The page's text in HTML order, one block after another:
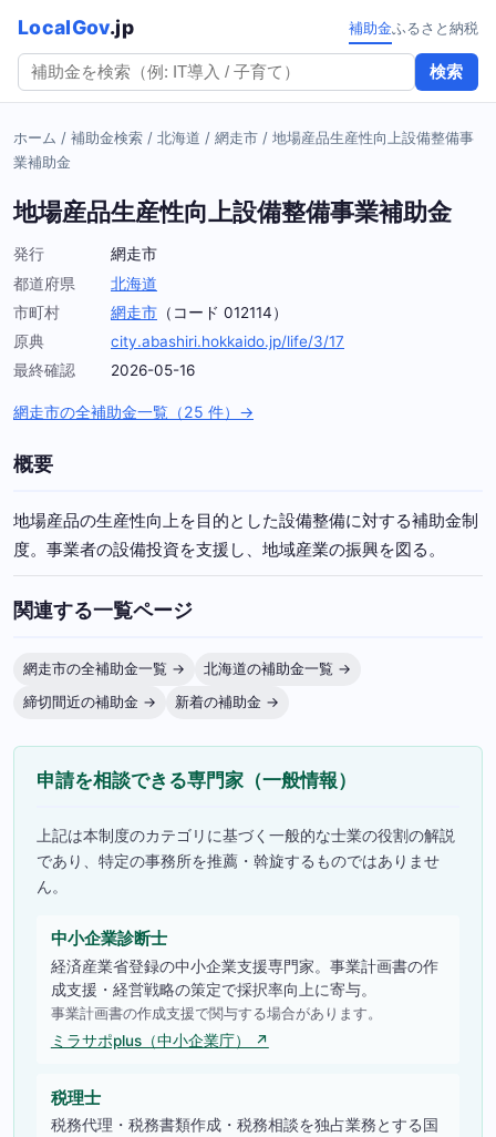
LocalGov.jp
検索
補助金ふるさと納税
ホーム / 補助金検索 / 北海道 / 網走市 / 地場産品生産性向上設備整備事
業補助金
地場産品生産性向上設備整備事業補助金
発行
網走市
都道府県
北海道
市町村
網走市 （コード 012114）
原典
city.abashiri.hokkaido.jp/life/3/17
最終確認
2026-05-16
網走市の全補助金一覧（25 件）→
概要
地場産品の生産性向上を目的とした設備整備に対する補助金制
度。事業者の設備投資を支援し、地域産業の振興を図る。
関連する一覧ページ
網走市の全補助金一覧 →
北海道の補助金一覧 →
締切間近の補助金 →
新着の補助金 →
申請を相談できる専門家（一般情報）
上記は本制度のカテゴリに基づく一般的な士業の役割の解説
であり、特定の事務所を推薦・斡旋するものではありませ
ん。
中小企業診断士
経済産業省登録の中小企業支援専門家。事業計画書の作
成支援・経営戦略の策定で採択率向上に寄与。
事業計画書の作成支援で関与する場合があります。
ミラサポplus（中小企業庁） ↗
税理士
税務代理・税務書類作成・税務相談を独占業務とする国